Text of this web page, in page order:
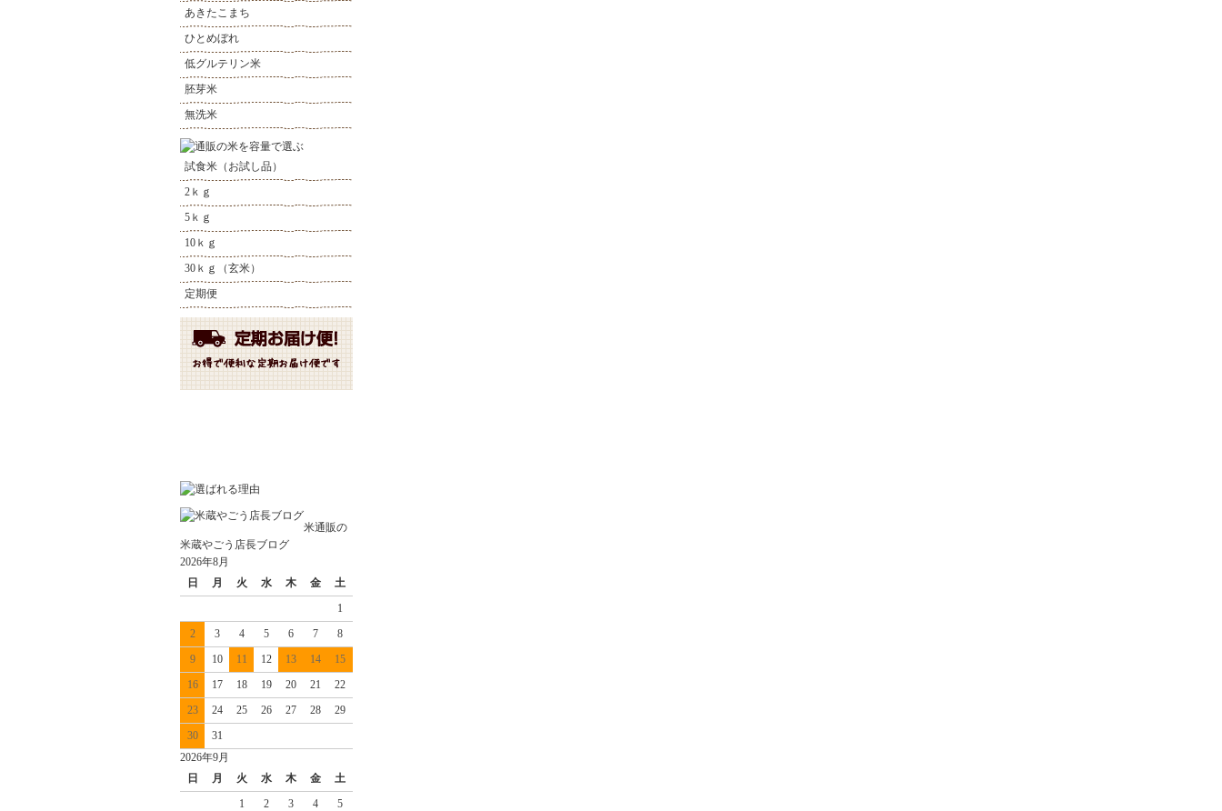
あきたこまち
ひとめぼれ
低グルテリン米
胚芽米
無洗米
試食米（お試し品）
2ｋｇ
5ｋｇ
10ｋｇ
30ｋｇ（玄米）
定期便
米通販の
米蔵やごう店長ブログ
2026年8月
日
月 火 水 木 金
土
1
2
3 4 5 6 7
8
9
10 11 12 13 14
15
16
17 18 19 20 21
22
23
24 25 26 27 28
29
30
31
2026年9月
日
月 火 水 木 金
土
1
2 3 4
5